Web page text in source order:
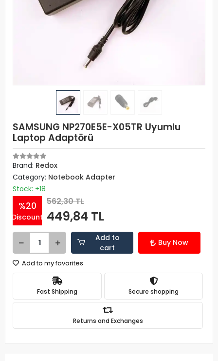
SAMSUNG NP270E5E-X05TR Uyumlu
Laptop Adaptörü
Brand: Redox
Category: Notebook Adapter
Stock: +18
%20
Discount
562,30 TL
449,84 TL
Add to
cart
Buy Now
Add to my favorites
Fast Shipping Secure shopping
Returns and Exchanges